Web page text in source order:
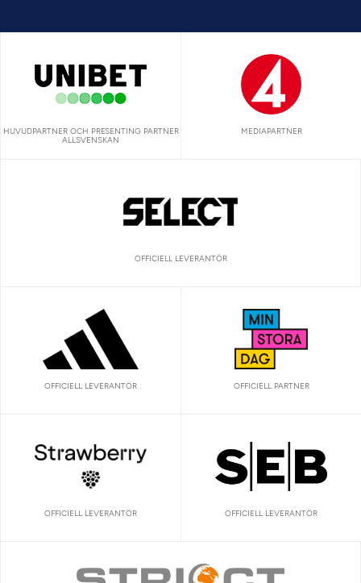
HUVUDPARTNER OCH PRESENTING PARTNER
ALLSVENSKAN
MEDIAPARTNER
OFFICIELL LEVERANTÖR
OFFICIELL LEVERANTÖR OFFICIELL PARTNER
OFFICIELL LEVERANTÖR OFFICIELL LEVERANTÖR